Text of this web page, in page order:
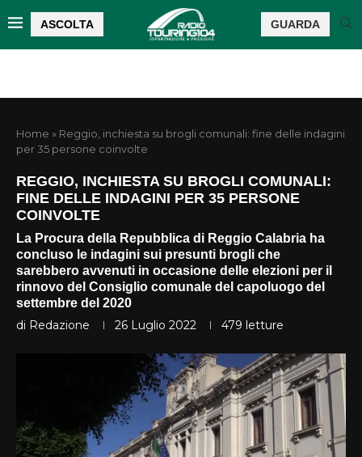
ASCOLTA GUARDA
Home » Reggio, inchiesta su brogli comunali: fine delle indagini
per 35 persone coinvolte
REGGIO, INCHIESTA SU BROGLI COMUNALI:
FINE DELLE INDAGINI PER 35 PERSONE
COINVOLTE
La Procura della Repubblica di Reggio Calabria ha
concluso le indagini sui presunti brogli che
sarebbero avvenuti in occasione delle elezioni per il
rinnovo del Consiglio comunale del capoluogo del
settembre del 2020
di Redazione 26 Luglio 2022 479 letture